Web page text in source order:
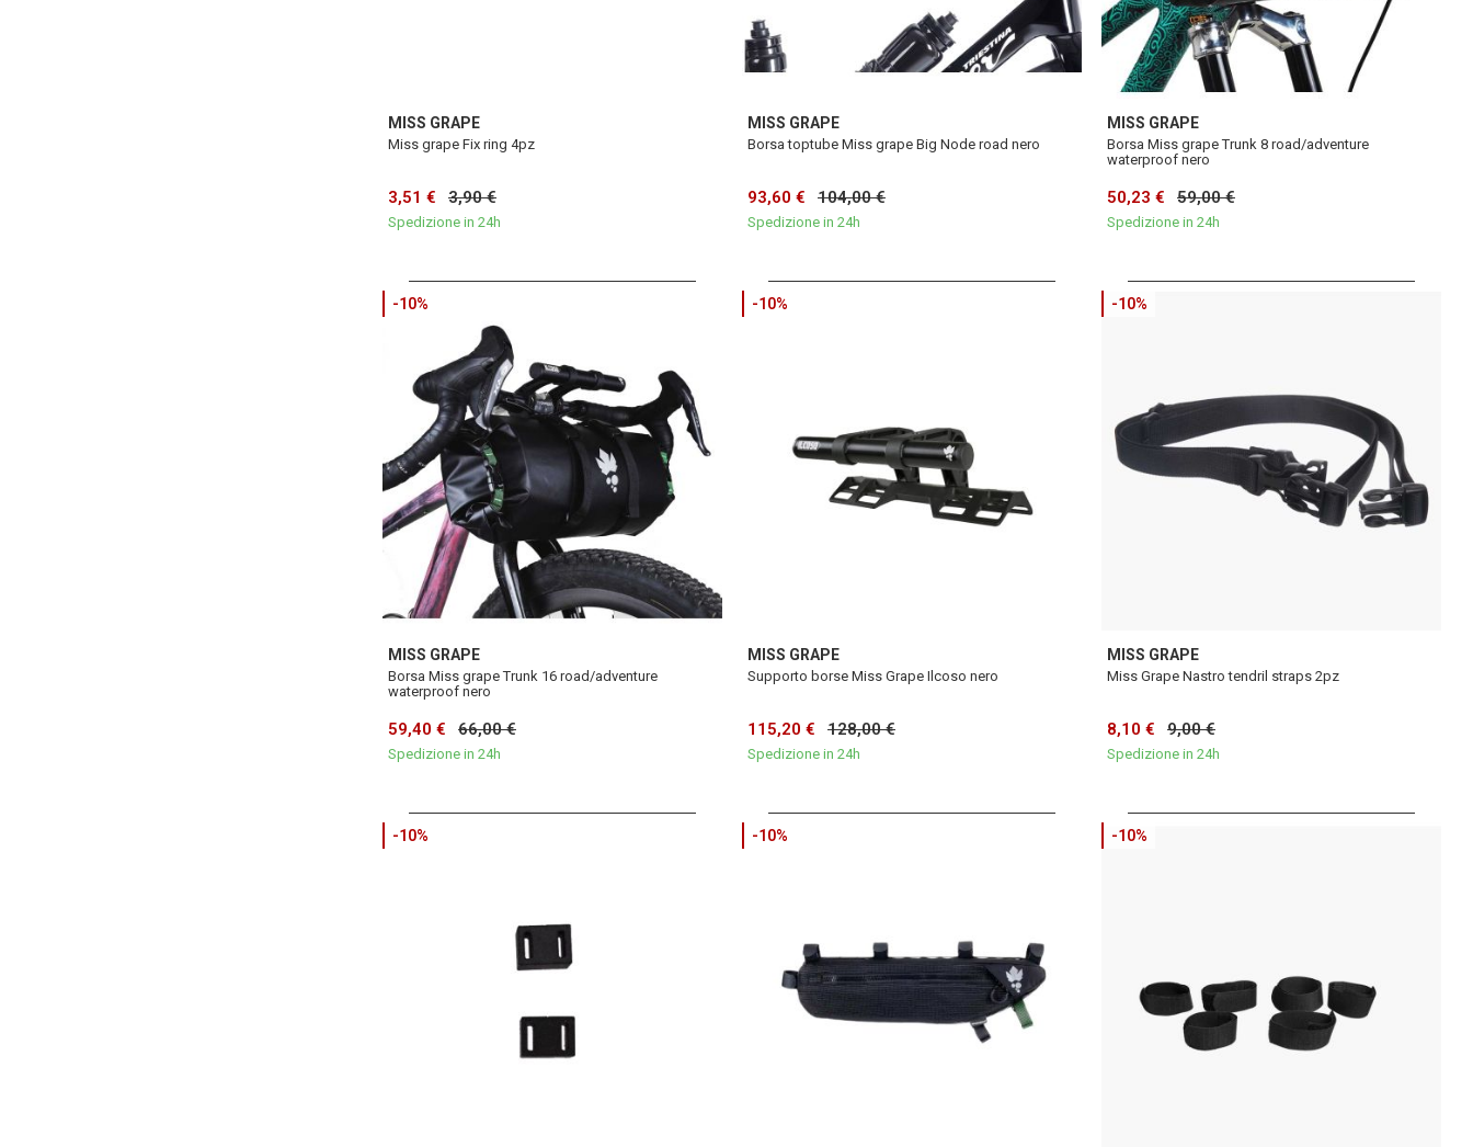
MISS GRAPE
Miss grape Fix ring 4pz
3,51 € 3,90 €
Spedizione in 24h
MISS GRAPE
Borsa toptube Miss grape Big Node road nero
93,60 € 104,00 €
Spedizione in 24h
MISS GRAPE
Borsa Miss grape Trunk 8 road/adventure
waterproof nero
50,23 € 59,00 €
Spedizione in 24h
-10%
MISS GRAPE
Borsa Miss grape Trunk 16 road/adventure
waterproof nero
59,40 € 66,00 €
Spedizione in 24h
-10%
MISS GRAPE
Supporto borse Miss Grape Ilcoso nero
115,20 € 128,00 €
Spedizione in 24h
-10%
MISS GRAPE
Miss Grape Nastro tendril straps 2pz
8,10 € 9,00 €
Spedizione in 24h
-10% -10% -10%